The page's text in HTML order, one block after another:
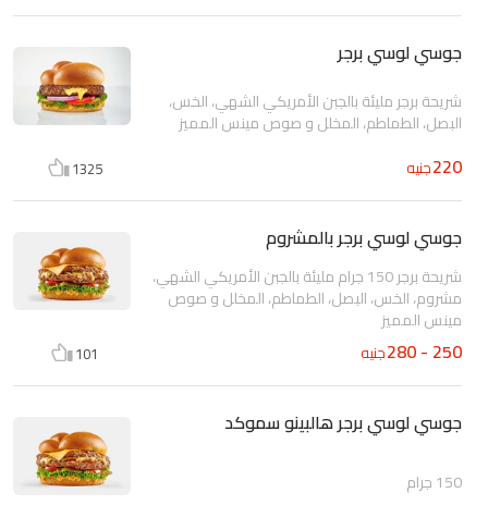
جوسي لوسي برجر
شريحة برجر مليئة بالجبن الأمريكي الشهي، الخس،
البصل، الطماطم، المخلل و صوص مينس المميز
220جنيه 1325
جوسي لوسي برجر بالمشروم
شريحة برجر 150 جرام مليئة بالجبن الأمريكي الشهي،
مشروم، الخس، البصل، الطماطم، المخلل و صوص
مينس المميز
250 - 280 جنيه 101
جوسي لوسي برجر هالبينو سموكد
150 جرام